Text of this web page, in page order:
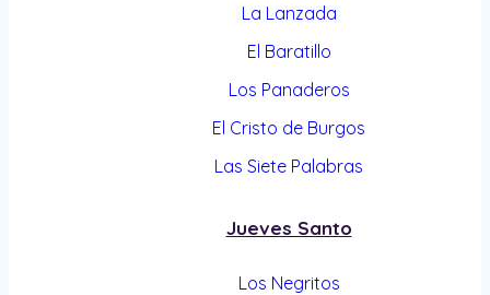
La Lanzada
El Baratillo
Los Panaderos
El Cristo de Burgos
Las Siete Palabras
Jueves Santo
Los Negritos